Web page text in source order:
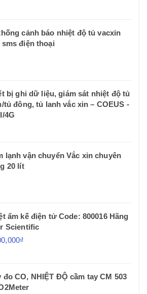
cảnh báo nhiệt độ tủ vacxin
sms điện thoại
bị ghi dữ liệu, giám sát nhiệt độ tủ
tủ đông, tủ lanh vắc xin – COEUS -
4G
lạnh vận chuyển Vắc xin chuyên
20 lít
ẩm kế điện tử Code: 800016 Hãng
Scientific
đo CO, NHIỆT ĐỘ cầm tay CM 503